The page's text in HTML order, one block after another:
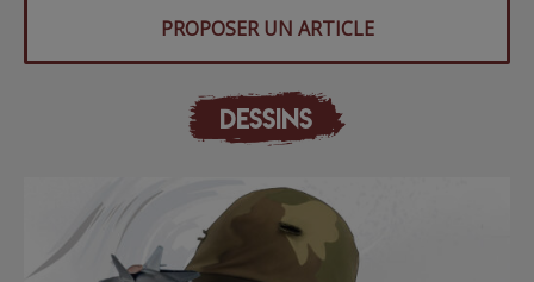
PROPOSER UN ARTICLE
DESSINS